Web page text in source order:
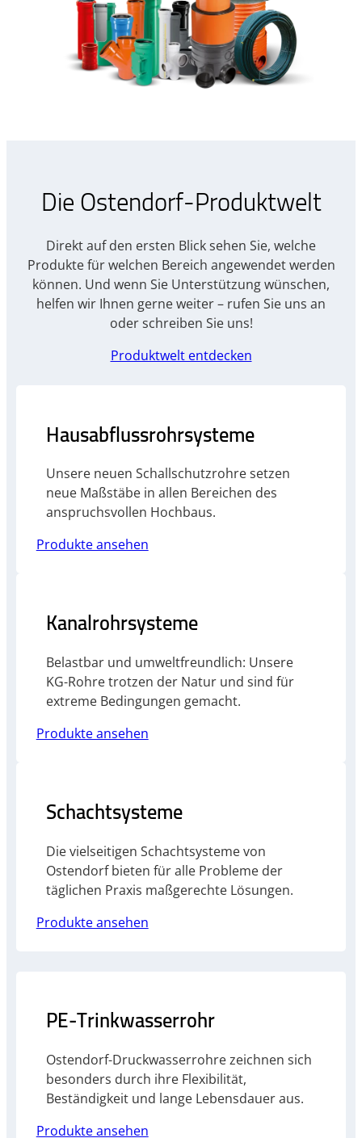
Die Ostendorf-Produktwelt
Direkt auf den ersten Blick sehen Sie, welche
Produkte für welchen Bereich angewendet werden
können. Und wenn Sie Unterstützung wünschen,
helfen wir Ihnen gerne weiter – rufen Sie uns an
oder schreiben Sie uns!
Produktwelt entdecken
Hausabflussrohrsysteme
Unsere neuen Schallschutzrohre setzen
neue Maßstäbe in allen Bereichen des
anspruchsvollen Hochbaus.
Produkte ansehen
Kanalrohrsysteme
Belastbar und umweltfreundlich: Unsere
KG-Rohre trotzen der Natur und sind für
extreme Bedingungen gemacht.
Produkte ansehen
Schachtsysteme
Die vielseitigen Schachtsysteme von
Ostendorf bieten für alle Probleme der
täglichen Praxis maßgerechte Lösungen.
Produkte ansehen
PE-Trinkwasserrohr
Ostendorf-Druckwasserrohre zeichnen sich
besonders durch ihre Flexibilität,
Beständigkeit und lange Lebensdauer aus.
Produkte ansehen